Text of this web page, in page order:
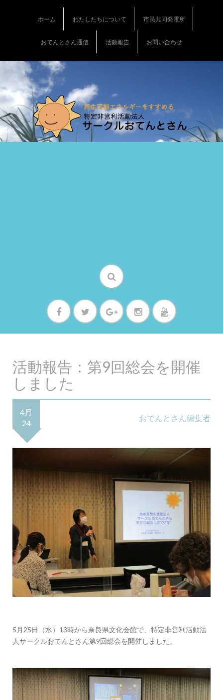
t
e
n
t
ホーム わたしたちについて 市民共同発電所
おてんとさん通信 活動報告 お問い合わせ
活動報告：第9回総会を開催
しました
4月
24
おてんとさん編集者
5月25日（水）13時から奈良県文化会館で、特定非営利活動法
人サークルおてんとさん第9回総会を開催しました。